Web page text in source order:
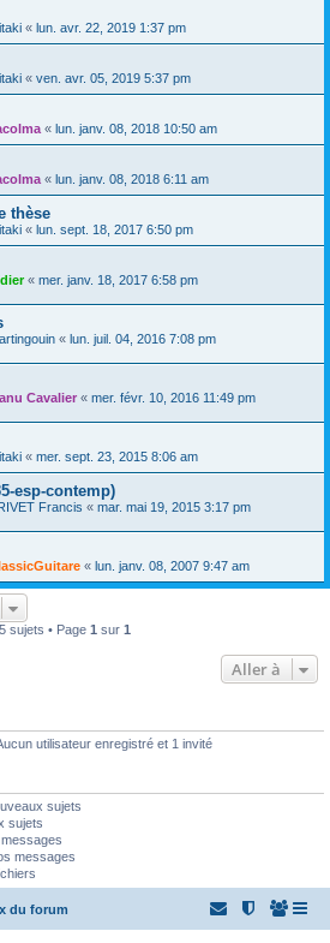
« lun. avr. 22, 2019 1:37 pm
« ven. avr. 05, 2019 5:37 pm
« lun. janv. 08, 2018 10:50 am
« lun. janv. 08, 2018 6:11 am
thèse
« lun. sept. 18, 2017 6:50 pm
« mer. janv. 18, 2017 6:58 pm
« lun. juil. 04, 2016 7:08 pm
Cavalier « mer. févr. 10, 2016 11:49 pm
« mer. sept. 23, 2015 8:06 am
esp-contemp)
Francis « mar. mai 19, 2015 3:17 pm
« lun. janv. 08, 2007 9:47 am
sujets • Page 1 sur 1
Aller à
utilisateur enregistré et 1 invité
sujets
sujets
messages
du forum